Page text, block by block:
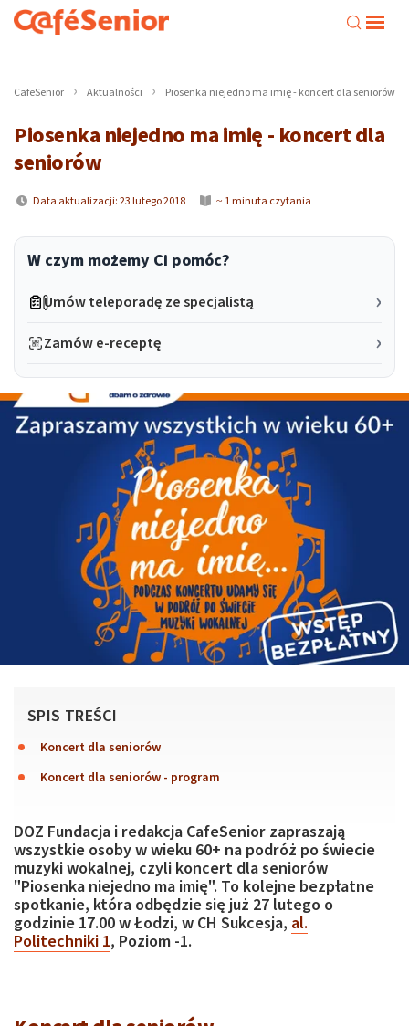
CafeSenior Aktualności Piosenka niejedno ma imię - koncert dla seniorów
Piosenka niejedno ma imię - koncert dla
seniorów
Data aktualizacji: 23 lutego 2018 ~ 1 minuta czytania
W czym możemy Ci pomóc?
Umów teleporadę ze specjalistą
Zamów e-receptę
SPIS TREŚCI
Koncert dla seniorów
Koncert dla seniorów - program
DOZ Fundacja i redakcja CafeSenior zapraszają
wszystkie osoby w wieku 60+ na podróż po świecie
muzyki wokalnej, czyli koncert dla seniorów
"Piosenka niejedno ma imię". To kolejne bezpłatne
spotkanie, która odbędzie się już 27 lutego o
godzinie 17.00 w Łodzi, w CH Sukcesja, al.
Politechniki 1, Poziom -1.